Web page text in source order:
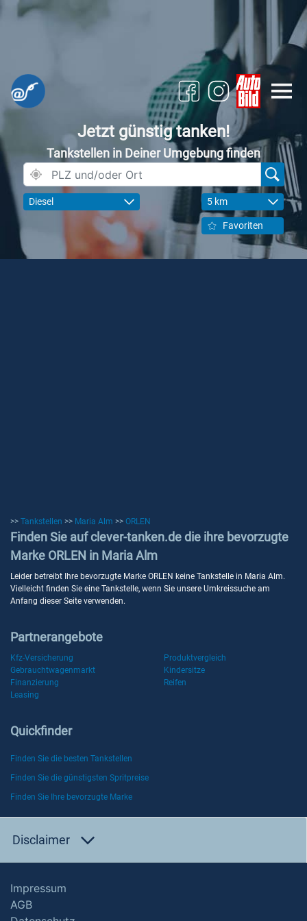
Jetzt günstig tanken!
Tankstellen in Deiner Umgebung finden
Diesel 5 km
Favoriten
>> Tankstellen >> Maria Alm >> ORLEN
Finden Sie auf clever-tanken.de die ihre bevorzugte
Marke ORLEN in Maria Alm
Leider betreibt Ihre bevorzugte Marke ORLEN keine Tankstelle in Maria Alm.
Vielleicht finden Sie eine Tankstelle, wenn Sie unsere Umkreissuche am
Anfang dieser Seite verwenden.
Partnerangebote
Kfz-Versicherung
Produktvergleich
Gebrauchtwagenmarkt
Kindersitze
Finanzierung
Reifen
Leasing
Quickfinder
Finden Sie die besten Tankstellen
Finden Sie die günstigsten Spritpreise
Finden Sie Ihre bevorzugte Marke
Disclaimer
Impressum
AGB